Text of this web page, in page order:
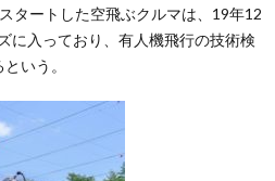
タートした空飛ぶクルマは、19年12
に入っており、有人機飛行の技術検
いう。